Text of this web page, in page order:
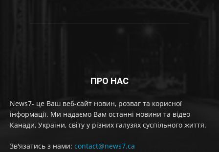
ПРО НАС
News7- це Ваш веб-сайт новин, розваг та корисної
інформації. Ми надаємо Вам останні новини та відео
Канади, України, світу у різних галузях суспільного життя.
Зв'язатись з нами: contact@news7.ca